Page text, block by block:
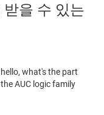
을 수 있는